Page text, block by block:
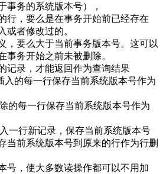
事务的系统版本号），
行，要么是在事务开始前已经存在
或者修改过的。
，要么大于当前事务版本号。这可以
事务开始之前未被删除。
记录，才能返回作为查询结果
入的每一行保存当前系统版本号作为
的每一行保存当前系统版本号作为
一行新记录，保存当前系统版本号
当前系统版本号到原来的行作为行删
号，使大多数读操作都可以不用加